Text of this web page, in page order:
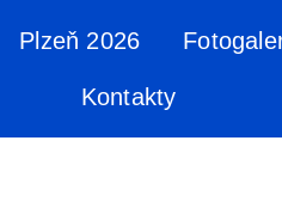
Plzeň 2026
Kontakty